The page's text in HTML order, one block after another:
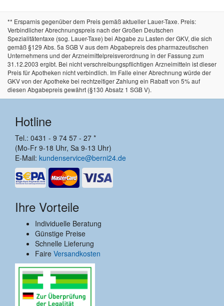
** Ersparnis gegenüber dem Preis gemäß aktueller Lauer-Taxe. Preis:
Verbindlicher Abrechnungspreis nach der Großen Deutschen
Spezialitätentaxe (sog. Lauer-Taxe) bei Abgabe zu Lasten der GKV, die sich
gemäß §129 Abs. 5a SGB V aus dem Abgabepreis des pharmazeutischen
Unternehmens und der Arzneimittelpreisverordnung in der Fassung zum
31.12.2003 ergibt. Bei nicht verschreibungspflichtigen Arzneimitteln ist dieser
Preis für Apotheken nicht verbindlich. Im Falle einer Abrechnung würde der
GKV von der Apotheke bei rechtzeitiger Zahlung ein Rabatt von 5% auf
diesen Abgabepreis gewährt (§130 Absatz 1 SGB V).
Hotline
Tel.: 0431 - 9 74 57 - 27 *
(Mo-Fr 9-18 Uhr, Sa 9-13 Uhr)
E-Mail: kundenservice@berni24.de
Ihre Vorteile
Individuelle Beratung
Günstige Preise
Schnelle Lieferung
Faire Versandkosten